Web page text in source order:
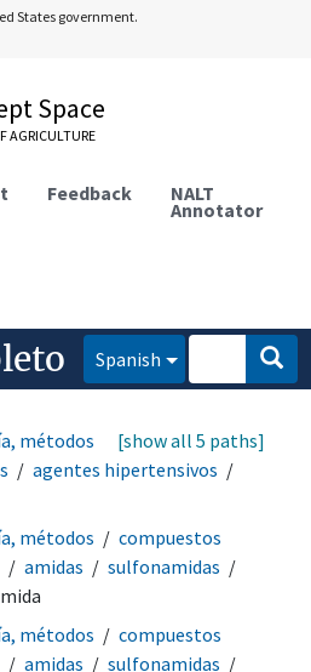
States government.
Space
AGRICULTURE
Feedback NALT
Annotator
Spanish
métodos
medicamentos
agentes hipertensivos
[show all 5 paths]
métodos
compuestos
amidas
sulfonamidas
métodos
compuestos
amidas
sulfonamidas